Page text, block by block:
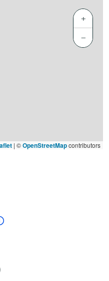
+
−
| ©OpenStreetMapcontributors